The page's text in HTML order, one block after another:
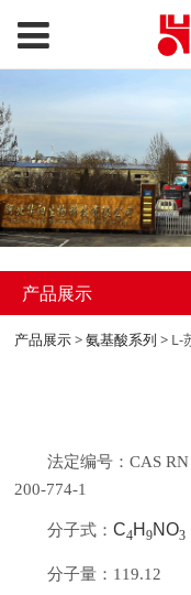
产品展示
产品展示>氨基酸系列 > L-
法定编号：CAS RN
200-774-1
分子式： C4H 9NO3
分子量：119.12